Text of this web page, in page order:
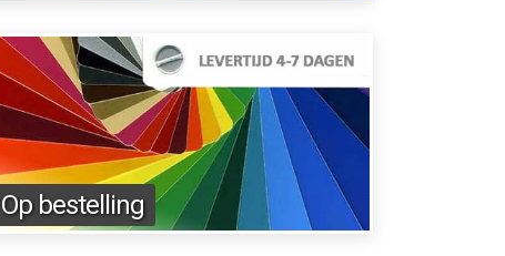
Op bestelling